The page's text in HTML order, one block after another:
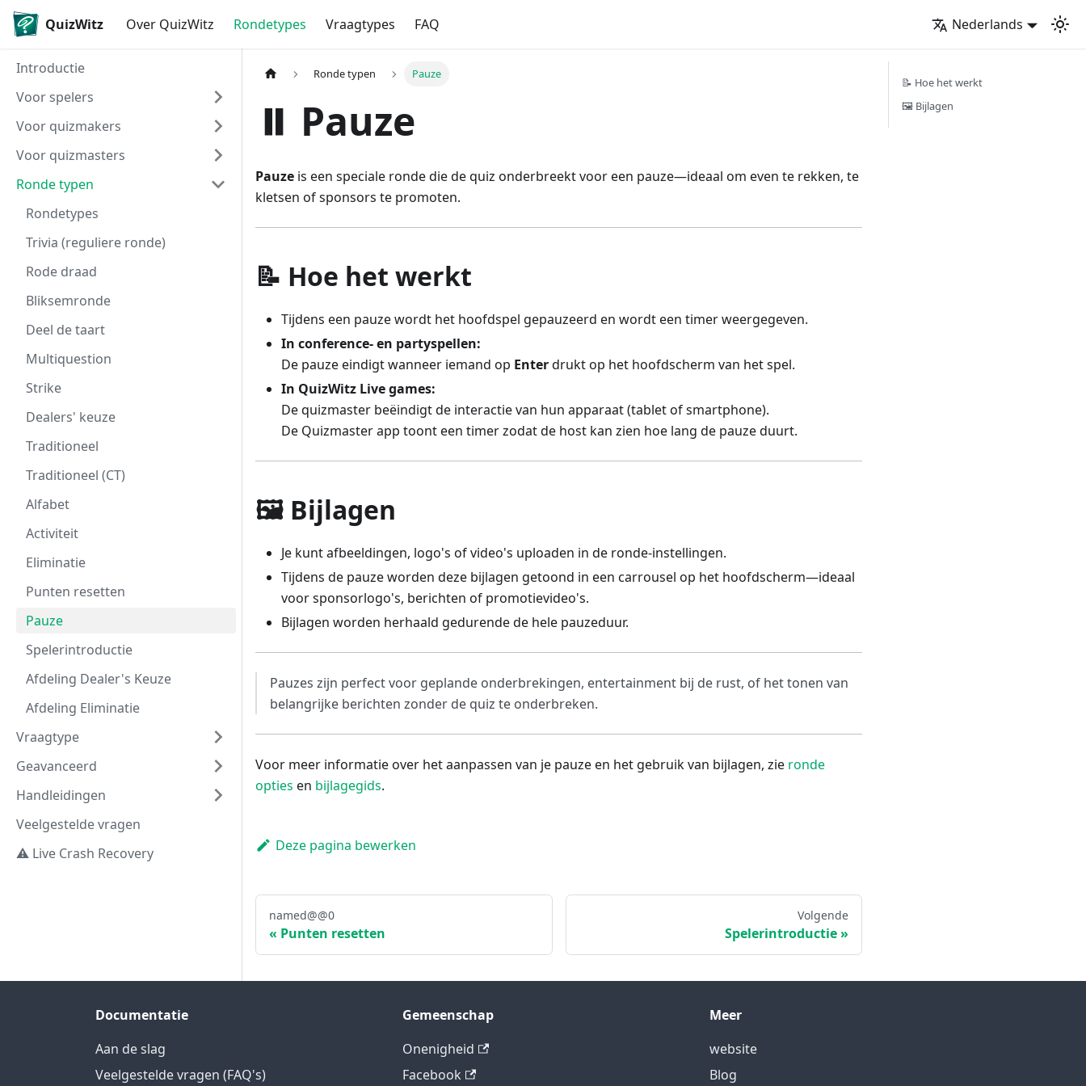
QuizWitz Over QuizWitz Rondetypes Vraagtypes FAQ Nederlands
Introductie
Voor spelers
Voor quizmakers
Voor quizmasters
Ronde typen
Rondetypes
Trivia (reguliere ronde)
Rode draad
Bliksemronde
Deel de taart
Multiquestion
Strike
Dealers' keuze
Traditioneel
Traditioneel (CT)
Alfabet
Activiteit
Eliminatie
Punten resetten
Pauze
Spelerintroductie
Afdeling Dealer's Keuze
Afdeling Eliminatie
Vraagtype
Geavanceerd
Handleidingen
Veelgestelde vragen
⚠️ Live Crash Recovery
Ronde typen Pauze
⏸️ Pauze
Pauze is een speciale ronde die de quiz onderbreekt voor een pauze—ideaal om even te rekken, te
kletsen of sponsors te promoten.
📝 Hoe het werkt
Tijdens een pauze wordt het hoofdspel gepauzeerd en wordt een timer weergegeven.
In conference- en partyspellen:
De pauze eindigt wanneer iemand op Enterdrukt op het hoofdscherm van het spel.
In QuizWitz Live games:
De quizmaster beëindigt de interactie van hun apparaat (tablet of smartphone).
De Quizmaster app toont een timer zodat de host kan zien hoe lang de pauze duurt.
🖼️ Bijlagen
Je kunt afbeeldingen, logo's of video's uploaden in de ronde-instellingen.
Tijdens de pauze worden deze bijlagen getoond in een carrousel op het hoofdscherm—ideaal
voor sponsorlogo's, berichten of promotievideo's.
Bijlagen worden herhaald gedurende de hele pauzeduur.
Pauzes zijn perfect voor geplande onderbrekingen, entertainment bij de rust, of het tonen van
belangrijke berichten zonder de quiz te onderbreken.
Voor meer informatie over het aanpassen van je pauze en het gebruik van bijlagen, zie ronde
opties en bijlagegids.
Deze pagina bewerken
named@@0
Punten resetten
Volgende
Spelerintroductie
📝 Hoe het werkt
🖼️ Bijlagen
Documentatie
Aan de slag
Veelgestelde vragen (FAQ's)
Gemeenschap
Onenigheid
Facebook
Meer
website
Blog